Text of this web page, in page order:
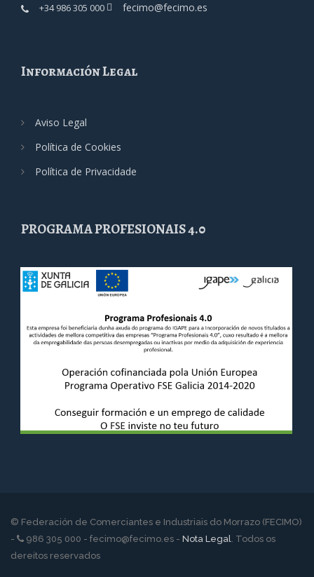
+34 986 305 000
fecimo@fecimo.es
Información Legal
Aviso Legal
Política de Cookies
Política de Privacidade
PROGRAMA PROFESIONAIS 4.0
© Federación de Comerciantes e Industriais do Morrazo (FECIMO)
-
986 305 000 - fecimo@fecimo.es - Nota Legal . Todos os
dereitos reservados